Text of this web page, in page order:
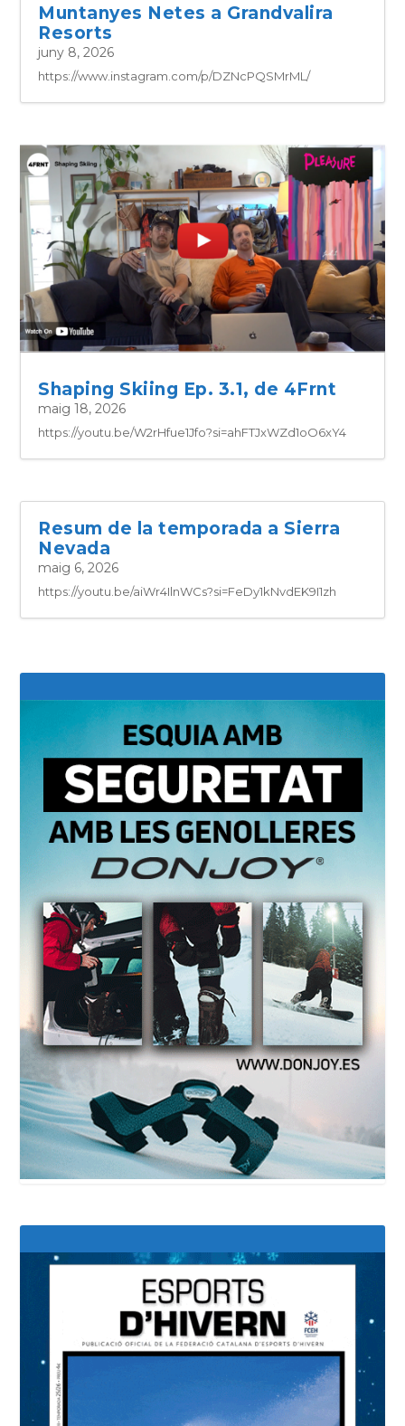
Muntanyes Netes a Grandvalira
Resorts
juny 8, 2026
https://www.instagram.com/p/DZNcPQSMrML/
Shaping Skiing Ep. 3.1, de 4Frnt
maig 18, 2026
https://youtu.be/W2rHfue1Jfo?si=ahFTJxWZd1oO6xY4
Resum de la temporada a Sierra
Nevada
maig 6, 2026
https://youtu.be/aiWr4IlnWCs?si=FeDy1kNvdEK9I1zh